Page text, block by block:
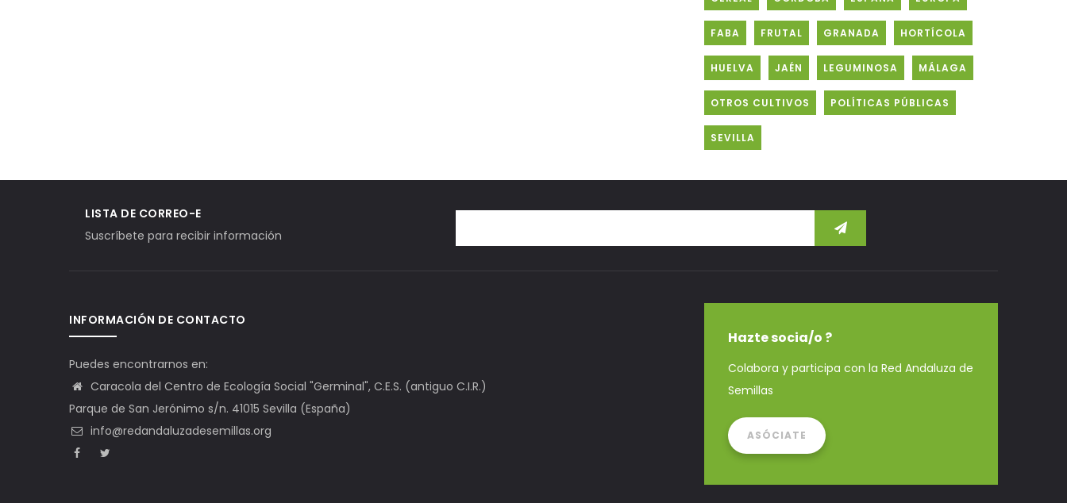
FABA FRUTAL GRANADA HORTÍCOLA
HUELVA JAÉN LEGUMINOSA MÁLAGA
OTROS CULTIVOS POLÍTICAS PÚBLICAS
SEVILLA
LISTA DE CORREO-E
Suscríbete para recibir información
INFORMACIÓN DE CONTACTO
Puedes encontrarnos en:
Caracola del Centro de Ecología Social "Germinal", C.E.S. (antiguo C.I.R.)
Parque de San Jerónimo s/n. 41015 Sevilla (España)
info@redandaluzadesemillas.org
Hazte socia/o ?
Colabora y participa con la Red Andaluza de
Semillas
ASÓCIATE